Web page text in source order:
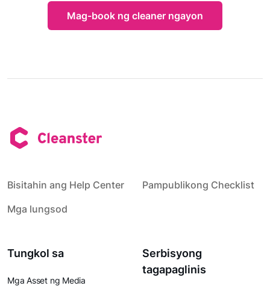
Mag-book ng cleaner ngayon
Bisitahin ang Help Center
Pampublikong Checklist
Mga lungsod
Tungkol sa
Mga Asset ng Media
Serbisyong
tagapaglinis